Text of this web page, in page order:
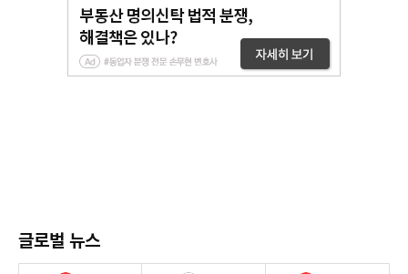
글로벌 뉴스